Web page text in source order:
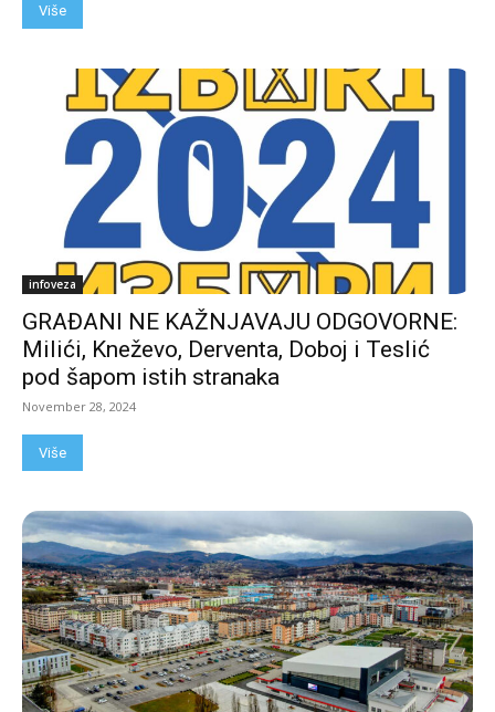
Više
infoveza
GRAĐANI NE KAŽNJAVAJU ODGOVORNE:
Milići, Kneževo, Derventa, Doboj i Teslić
pod šapom istih stranaka
November 28, 2024
Više